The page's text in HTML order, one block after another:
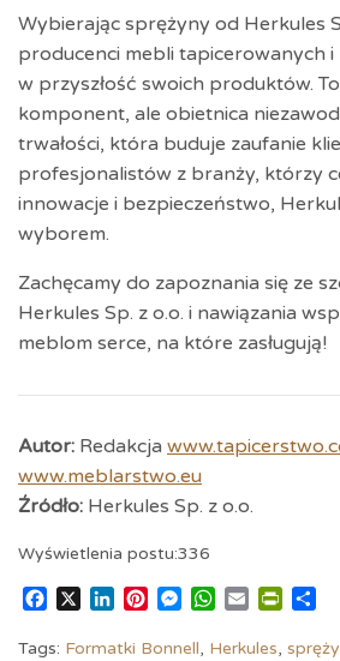
Wybierając sprężyny od Herkules
producenci mebli tapicerowanych
w przyszłość swoich produktów.
komponent, ale obietnica
trwałości, która buduje zaufanie
profesjonalistów z branży, którzy
innowacje i bezpieczeństwo,
wyborem.
Zachęcamy do zapoznania się ze
Herkules Sp. z o.o. i nawiązania
meblom serce, na które zasługują!
Autor: Redakcja
www.meblarstwo.eu
Źródło: Herkules Sp. z o.o.
Wyświetlenia postu:336
c
n
n
M
s
W
a
a
a
Tags: Formatki Bonnell, Herkules,